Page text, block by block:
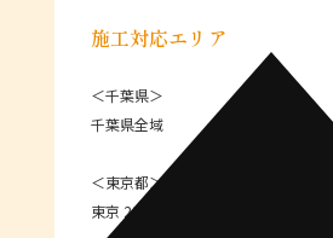
施工対応エリア
＜千葉県＞
千葉県全域
＜東京都＞
東京 23区